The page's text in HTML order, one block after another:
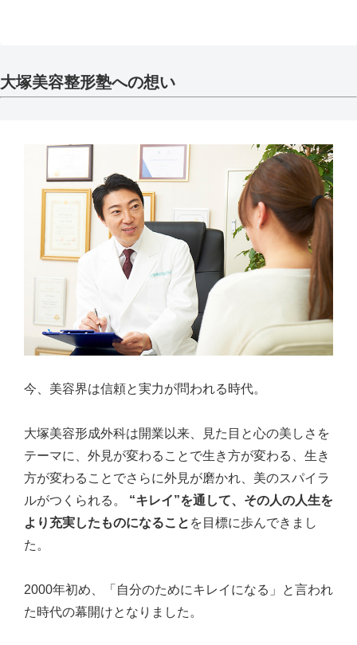
大塚美容整形塾への想い
今、美容界は信頼と実力が問われる時代。
大塚美容形成外科は開業以来、見た目と心の美しさを
テーマに、外見が変わることで生き方が変わる、生き
方が変わることでさらに外見が磨かれ、美のスパイラ
ルがつくられる。 “キレイ”を通して、その人の人生を
より充実したものになること を目標に歩んできまし
た。
2000年初め、「自分のためにキレイになる」と言われ
た時代の幕開けとなりました。